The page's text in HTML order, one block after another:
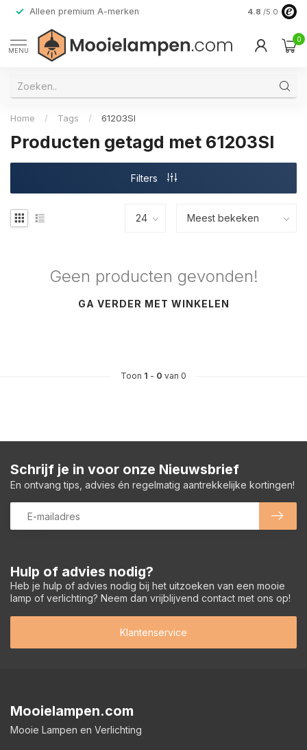
Alleen premium A-merken 4.8 /5.0
MENU
0
Home / Tags / 61203SI
Producten getagd met 61203SI
Filters
Geen producten gevonden!
GA VERDER MET WINKELEN
Toon 1 - 0 van 0
Hulp of advies nodig?
Heb je hulp of advies nodig bij het uitzoeken van een mooie
lamp of verlichting? Neem dan vrijblijvend contact met ons op!
Klantenservice
Schrijf je in voor onze Nieuwsbrief
En ontvang tips, advies én regelmatig aantrekkelijke kortingen!
Mooielampen.com
Mooie Lampen en Verlichting